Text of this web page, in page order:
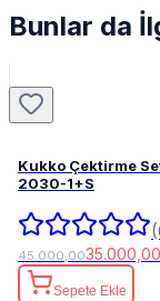
Bunlar da
Kukko Çektirme
2030-1+S
45.000,0035.000,00
Sepete Ekle